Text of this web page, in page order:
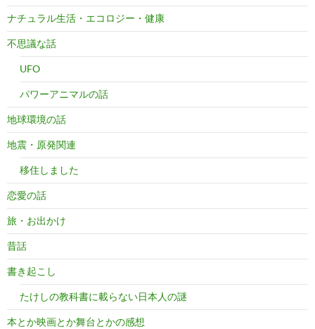
ナチュラル生活・エコロジー・健康
不思議な話
UFO
パワーアニマルの話
地球環境の話
地震・原発関連
移住しました
恋愛の話
旅・お出かけ
昔話
書き起こし
たけしの教科書に載らない日本人の謎
本とか映画とか舞台とかの感想